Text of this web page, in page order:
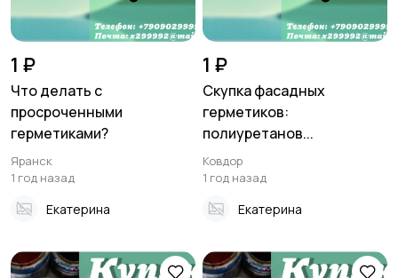
1 ₽
Что делать с
просроченными
герметиками?
Яранск
1 год назад
Екатерина
1 ₽
Скупка фасадных
герметиков:
полиуретанов...
Ковдор
1 год назад
Екатерина